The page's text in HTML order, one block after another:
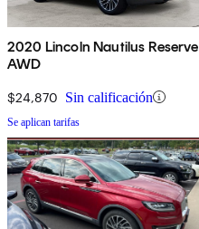
2020 Lincoln Nautilus Reserve
AWD
$24,870 Sin calificación
Se aplican tarifas